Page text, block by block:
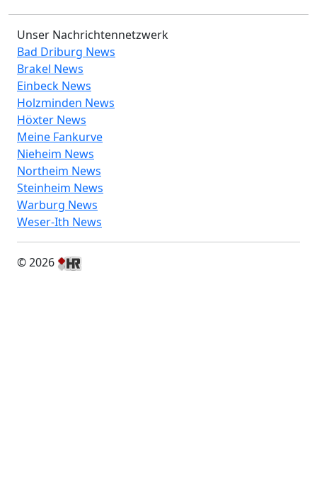
Unser Nachrichtennetzwerk
Bad Driburg News
Brakel News
Einbeck News
Holzminden News
Höxter News
Meine Fankurve
Nieheim News
Northeim News
Steinheim News
Warburg News
Weser-Ith News
© 2026